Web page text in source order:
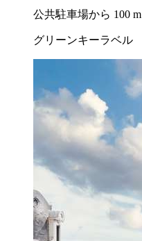
公共駐車場から 100 m
グリーンキーラベル